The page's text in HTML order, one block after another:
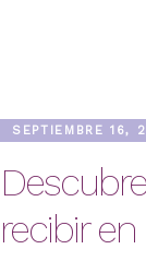
SEPTIEMBRE 16,
recibir